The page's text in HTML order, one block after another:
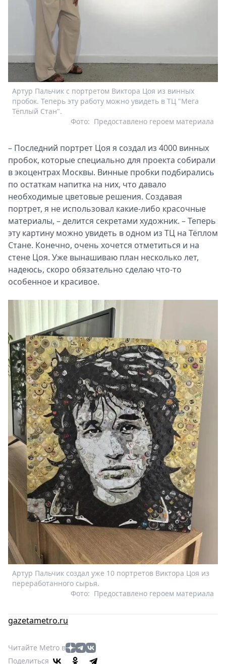
Артур Пальчик с портретом Виктора Цоя из винных
пробок. Теперь эту работу можно увидеть в ТЦ "Мега
Тёплый Стан".
Предоставлено героем материала
Фото:
– Последний портрет Цоя я создал из 4000 винных
пробок, которые специально для проекта собирали
в экоцентрах Москвы. Винные пробки подбирались
по остаткам напитка на них, что давало
необходимые цветовые решения. Создавая
портрет, я не использовал какие-либо красочные
материалы, – делится секретами художник. – Теперь
эту картину можно увидеть в одном из ТЦ на Тёплом
Стане. Конечно, очень хочется отметиться и на
стене Цоя. Уже вынашиваю план несколько лет,
надеюсь, скоро обязательно сделаю что-то
особенное и красивое.
Артур Пальчик создал уже 10 портретов Виктора Цоя из
переработанного сырья.
Предоставлено героем материала
Фото:
gazetametro.ru
Читайте Metro в
Поделиться